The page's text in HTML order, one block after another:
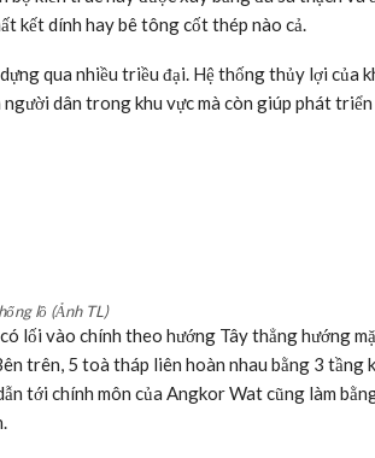
kết dính hay bê tông cốt thép nào cả.
qua nhiều triều đại. Hệ thống thủy lợi của
dân trong khu vực mà còn giúp phát triển
lồ (Ảnh TL)
lối vào chính theo hướng Tây thẳng hướng
trên, 5 toà tháp liên hoàn nhau bằng 3 tầng
tới chính môn của Angkor Wat cũng làm